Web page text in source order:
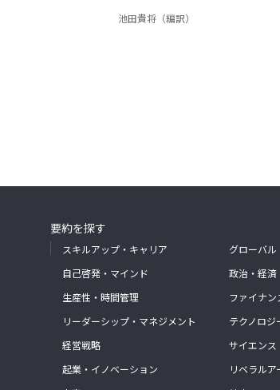
池田貴将（編訳）
要約を探す
スキルアップ・キャリア
自己啓発・マインド
生産性・時間管理
リーダーシップ・マネジメント
経営戦略
起業・イノベーション
グローバル
政治・経済
ファイナン
テクノロジ
サイエンス
リベラルア